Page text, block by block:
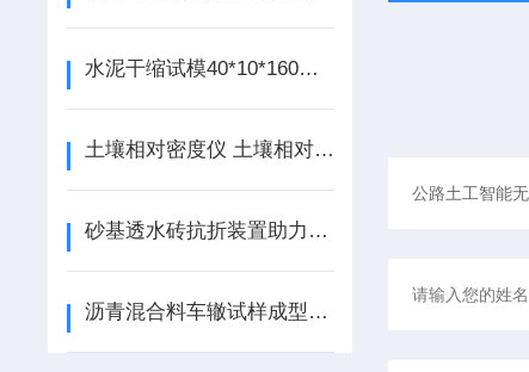
水泥干缩试模40*10*160使用说明
土壤相对密度仪 土壤相对密度仪的使用说明
砂基透水砖抗折装置助力建设海绵城市
沥青混合料车辙试样成型机HYCX-1使用说明